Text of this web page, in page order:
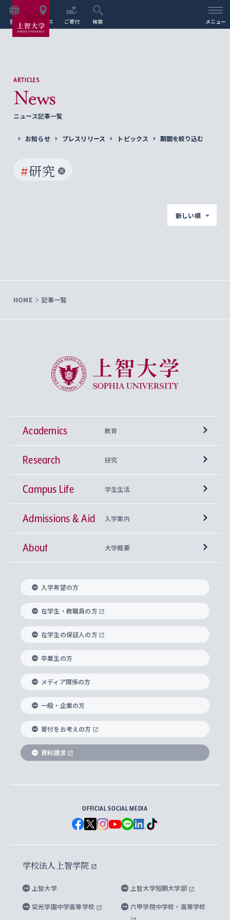
言語 アクセス ご寄付 検索 メニュー
ARTICLES
News
ニュース記事一覧
お知らせ プレスリリース トピックス 期間を絞り込む
#研究
新しい順
HOME 記事一覧
上智大学 Sophia University
Academics 教育
学部
神学部
文学部
総合人間科学部
経済学部
外国語学部
総合グローバル学部
国際教養学部
理工学部
Futures） – 持続可能な未来を考える６学科連携
興味から学科を探す
上智大学の全学共通教育
基盤教育センター
キリスト教人間学
身体知
思考と表現
データサイエンス
上智大学の語学教育
言語教育研究センター
上智大学のグローバル教育
グローバル教育センター
上智大学で学ぶ
海外で学ぶ
学びのサポート
大学院
神学研究科
実践宗教学研究科
総合人間科学研究科
経済学研究科
グローバル・スタディーズ研究科
助産学専攻科
生涯学習
Research 研究
研究所 等
キリスト教文化研究所
中世思想研究所
国際言語情報研究所
グローバル・コンサーン研究所
比較文化研究所
ヨーロッパ研究所
アジア文化研究所
アメリカ・カナダ研究所
メディア・ジャーナリズム研究所
水稀少社会研究センター
先進機械・構造材料イノベーションセンター
Sophia Open Research Weeks (SORW)
産官学連携
知的財産
研究支援制度
重点領域研究・自由課題研究
研究活動に関する法令・研究費の使用について
Campus Life 学生生活
学期区分と授業時間割
課外活動
課外教育プログラム
ボランティア活動
グローバルな学びのコミュニティ
学生の相談窓口
心身の健康相談
ハラスメント防止の取り組み
障がいのある学生への支援
キャリア形成サポート
キャリア形成支援プログラム
就職（内定先）・進路統計
企業の採用ご担当者様へのご案内
住まいのサポート
Admissions & Aid 入学案内
上智大学で取得できる学位
入れの方針）
科目等履修生
研究生・外国人特別研究生・国費留学生
交換留学生(海外大学から上智大学で学ぶ)
ノンディグリー生
Sophia Short-term Program受講生
学費・奨学金
学部入学前に出願する奨学金
国による高等教育の修学支援新制度
大学院生対象の奨学金
海外留学する際の費用と奨学金
About 大学概要
理事長・学長メッセージ
学長・副学長紹介
上智大学の精神
上智大学の理念
上智大学の沿革
ソフィア・アーカイブズ
上智大学とカトリック
グローバルエンゲージメント
上智大学を訪れた世界の知性
国連Weeks・アフリカWeeks
ダイバーシティ＆サステナビリティへの取り組み
上智大学公式ソーシャルメディア
学校法人上智学院について
数字で見る上智大学
上智大学のネットワーク
父母・保証人とのネットワーク
学外とのネットワーク
上智大学の出版物
上智大学大学案内・大学院案内
英文広報誌 SOPHIA magazine
上智大学のビジュアル・アイデンティティ
上智大学ビジュアル・アイデンティティ
上智大学校歌 ・上智大学学生歌
上智大学への取材・キャンパスでの撮影について
上智大学の公開情報
上智大学の教育研究活動等の情報公表
キャンパス案内
入学希望の方
在学生・教職員の方
在学生の保証人の方
卒業生の方
メディア関係の方
一般・企業の方
寄付をお考えの方
資料請求
OFFICIAL SOCIAL MEDIA
学校法人上智学院
上智大学 上智大学短期大学部
栄光学園中学高等学校 六甲学院中学校・高等学校